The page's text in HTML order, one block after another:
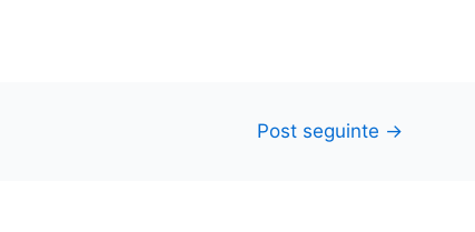
Post seguinte →